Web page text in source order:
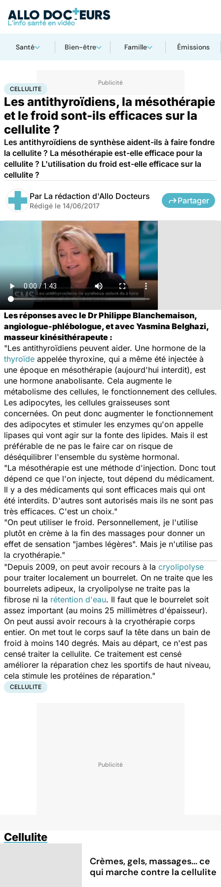
Santé Bien-être Famille Émissions
AccueilSanté Cellulite
CELLULITE
Les antithyroïdiens, la mésothérapie
et le froid sont-ils efficaces sur la
cellulite ?
Les antithyroïdiens de synthèse aident-ils à faire fondre
la cellulite ? La mésothérapie est-elle efficace pour la
cellulite ? L'utilisation du froid est-elle efficace sur la
cellulite ?
Par La rédaction d'Allo Docteurs
Rédigé le 14/06/2017
Partager
Les réponses avec le Dr Philippe Blanchemaison,
angiologue-phlébologue, et avec Yasmina Belghazi,
masseur kinésithérapeute :
"Les antithyroïdiens peuvent aider. Une hormone de la
thyroïde appelée thyroxine, qui a même été injectée à
une époque en mésothérapie (aujourd'hui interdit), est
une hormone anabolisante. Cela augmente le
métabolisme des cellules, le fonctionnement des cellules.
Les adipocytes, les cellules graisseuses sont
concernées. On peut donc augmenter le fonctionnement
des adipocytes et stimuler les enzymes qu'on appelle
lipases qui vont agir sur la fonte des lipides. Mais il est
préférable de ne pas le faire car on risque de
déséquilibrer l'ensemble du système hormonal.
"La mésothérapie est une méthode d'injection. Donc tout
dépend ce que l'on injecte, tout dépend du médicament.
Il y a des médicaments qui sont efficaces mais qui ont
été interdits. D'autres sont autorisés mais ils ne sont pas
très efficaces. C'est un choix."
"On peut utiliser le froid. Personnellement, je l'utilise
plutôt en crème à la fin des massages pour donner un
effet de sensation "jambes légères". Mais je n'utilise pas
la cryothérapie."
"Depuis 2009, on peut avoir recours à la cryolipolyse
pour traiter localement un bourrelet. On ne traite que les
bourrelets adipeux, la cryolipolyse ne traite pas la
fibrose ni la rétention d'eau. Il faut que le bourrelet soit
assez important (au moins 25 millimètres d'épaisseur).
On peut aussi avoir recours à la cryothérapie corps
entier. On met tout le corps sauf la tête dans un bain de
froid à moins 140 degrés. Mais au départ, ce n'est pas
censé traiter la cellulite. Ce traitement est censé
améliorer la réparation chez les sportifs de haut niveau,
cela stimule les protéines de réparation."
CELLULITE
Cellulite
Crèmes, gels, massages... ce
qui marche contre la cellulite